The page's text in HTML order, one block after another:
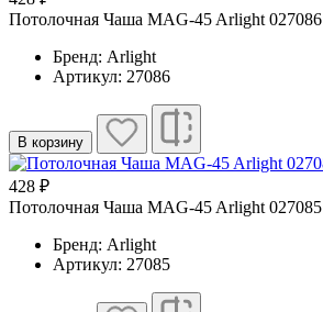
Потолочная Чаша MAG-45 Arlight 027086
Бренд: Arlight
Артикул: 27086
В корзину
428 ₽
Потолочная Чаша MAG-45 Arlight 027085
Бренд: Arlight
Артикул: 27085